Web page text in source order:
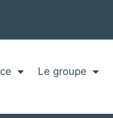
Le groupe